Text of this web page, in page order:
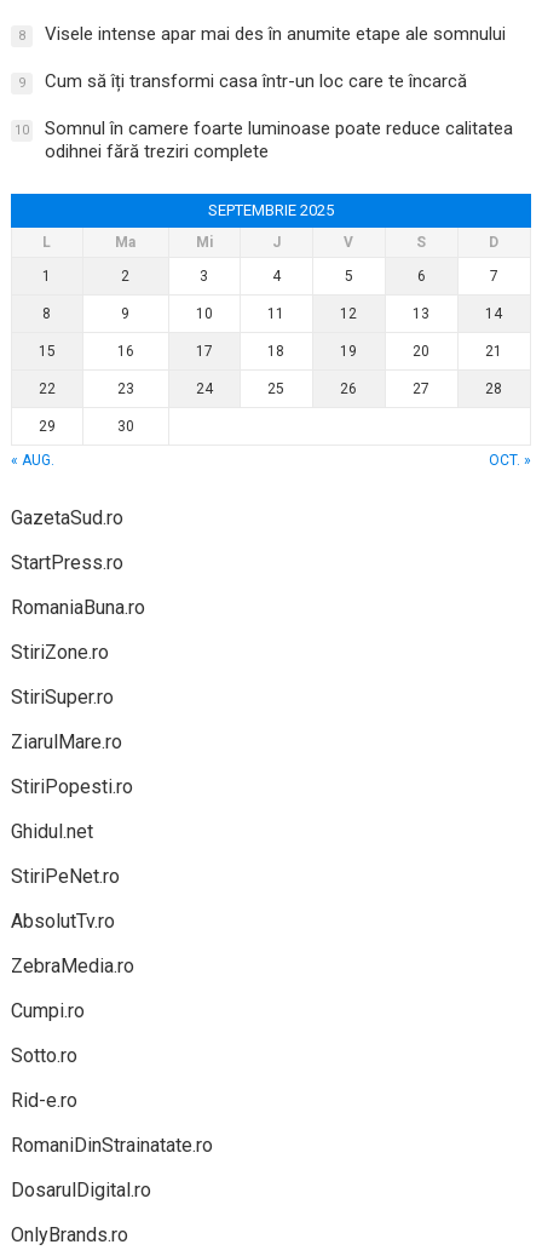
8 Visele intense apar mai des în anumite etape ale somnului
9 Cum să îți transformi casa într-un loc care te încarcă
10
Somnul în camere foarte luminoase poate reduce calitatea
odihnei fără treziri complete
SEPTEMBRIE 2025
L Ma Mi J V S
D
1
2 3 4 5 6 7
8 9 10 11 12 13 14
15 16 17 18 19 20 21
22 23 24 25 26 27 28
29
30
« AUG.
OCT. »
GazetaSud.ro
StartPress.ro
RomaniaBuna.ro
StiriZone.ro
StiriSuper.ro
ZiarulMare.ro
StiriPopesti.ro
Ghidul.net
StiriPeNet.ro
AbsolutTv.ro
ZebraMedia.ro
Cumpi.ro
Sotto.ro
Rid-e.ro
RomaniDinStrainatate.ro
DosarulDigital.ro
OnlyBrands.ro